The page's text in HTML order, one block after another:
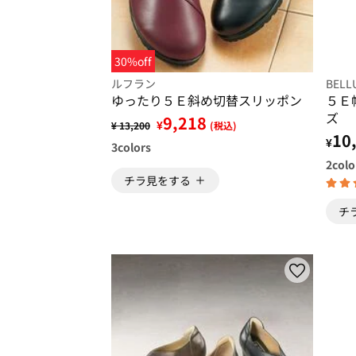
30%off
ルフラン
ゆったり５Ｅ斜め切替スリッポン
¥ 13,200 ¥9,218 (税込)
3colors
チラ見をする
５
ズ
¥
2
チ